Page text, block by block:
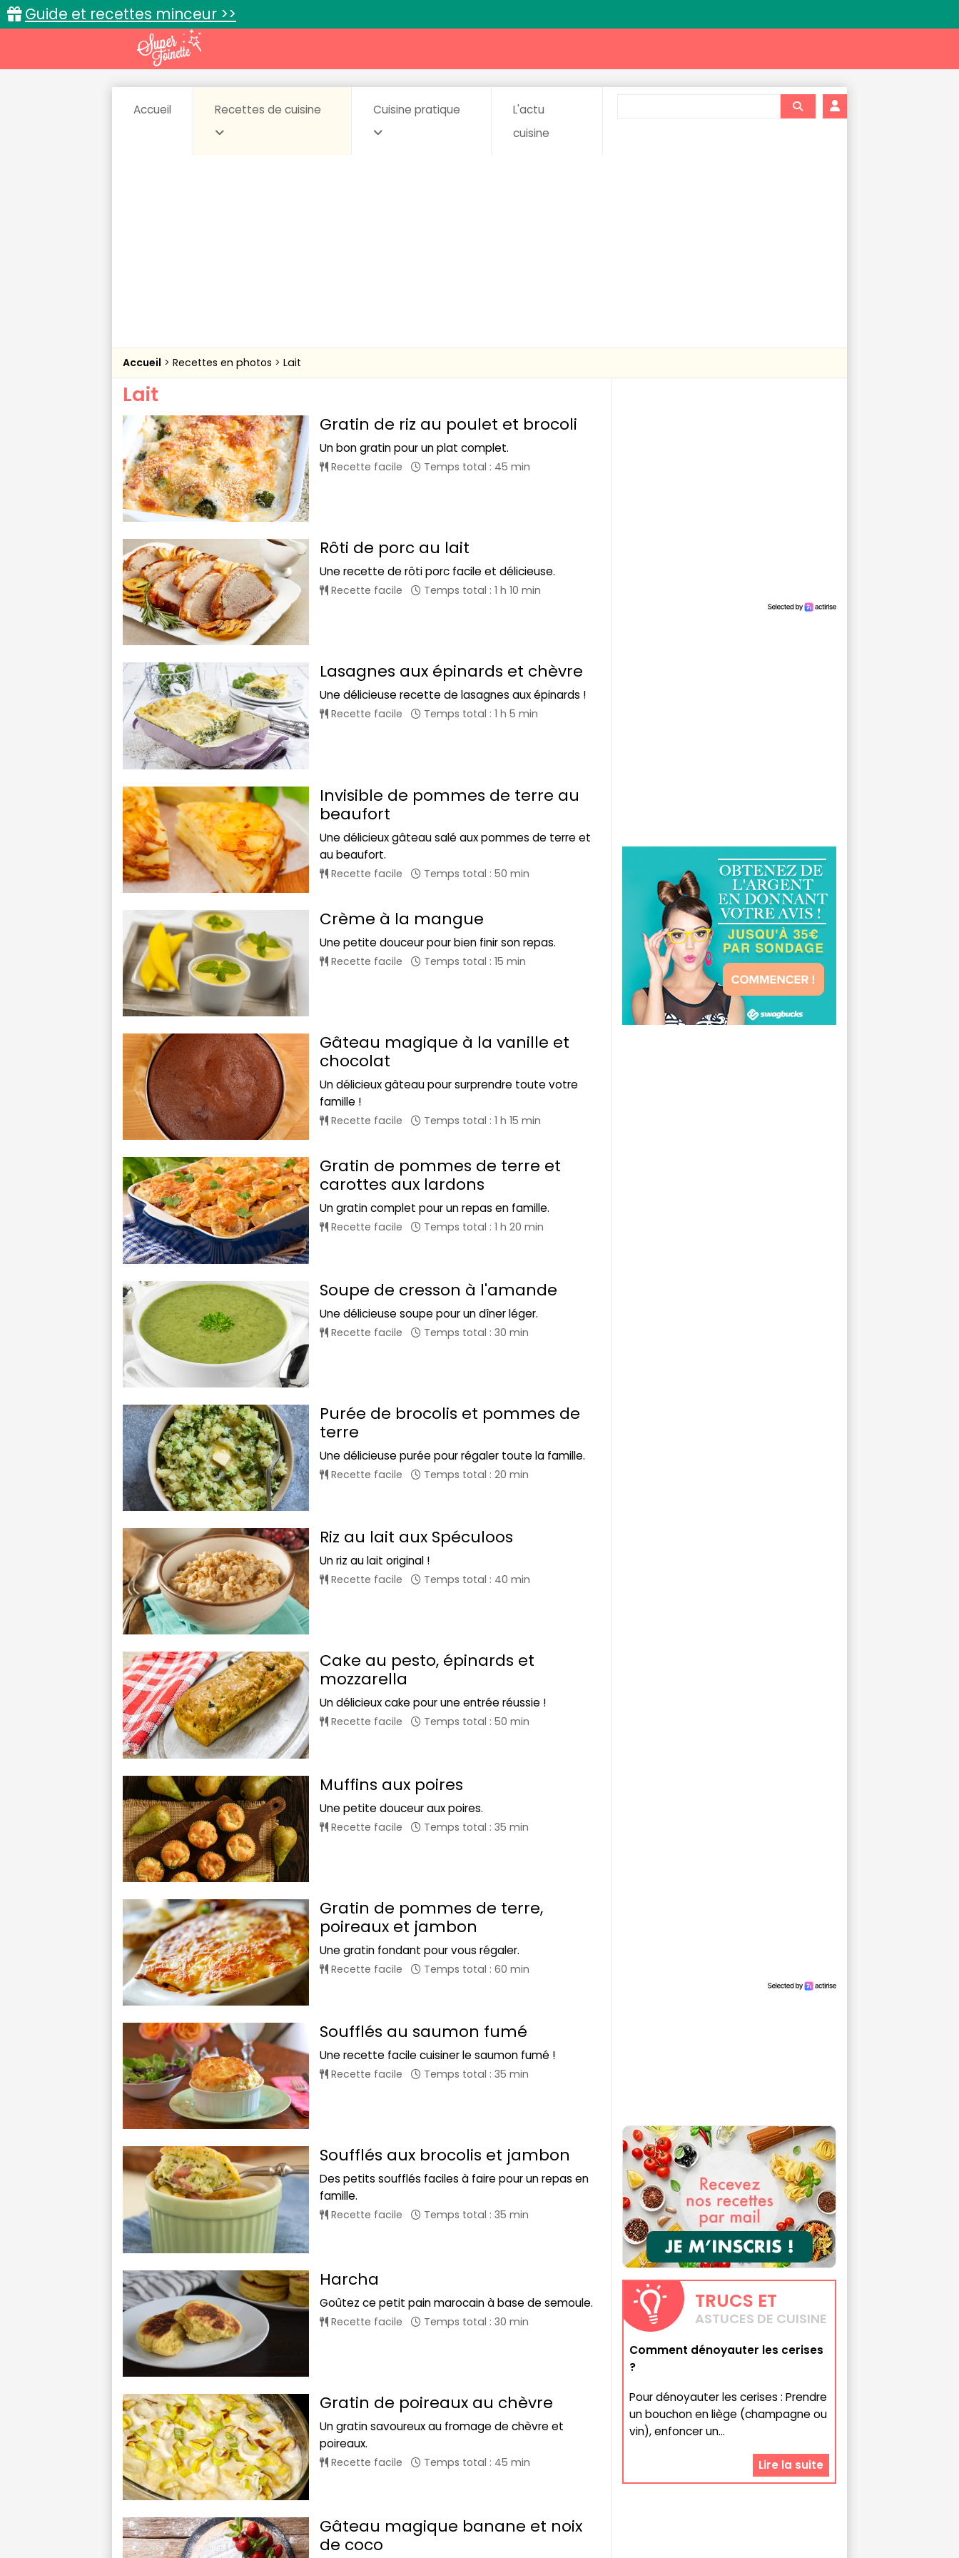
Guide et recettes minceur >>
Accueil Recettes de cuisine Cuisine pratique
L'actu
cuisine
Accueil Recettes en photos Lait
Lait
Gratin de riz au poulet et brocoli
Un bon gratin pour un plat complet.
Recette facile Temps total : 45 min
Rôti de porc au lait
Une recette de rôti porc facile et délicieuse.
Recette facile Temps total : 1 h 10 min
Lasagnes aux épinards et chèvre
Une délicieuse recette de lasagnes aux épinards !
Recette facile Temps total : 1 h 5 min
Invisible de pommes de terre au
beaufort
Une délicieux gâteau salé aux pommes de terre et
au beaufort.
Recette facile Temps total : 50 min
Crème à la mangue
Une petite douceur pour bien finir son repas.
Recette facile Temps total : 15 min
Gâteau magique à la vanille et
chocolat
Un délicieux gâteau pour surprendre toute votre
famille !
Recette facile Temps total : 1 h 15 min
Gratin de pommes de terre et
carottes aux lardons
Un gratin complet pour un repas en famille.
Recette facile Temps total : 1 h 20 min
Soupe de cresson à l'amande
Une délicieuse soupe pour un dîner léger.
Recette facile Temps total : 30 min
Purée de brocolis et pommes de
terre
Une délicieuse purée pour régaler toute la famille.
Recette facile Temps total : 20 min
Riz au lait aux Spéculoos
Un riz au lait original !
Recette facile Temps total : 40 min
Cake au pesto, épinards et
mozzarella
Un délicieux cake pour une entrée réussie !
Recette facile Temps total : 50 min
Muffins aux poires
Une petite douceur aux poires.
Recette facile Temps total : 35 min
Gratin de pommes de terre,
poireaux et jambon
Une gratin fondant pour vous régaler.
Recette facile Temps total : 60 min
Soufflés au saumon fumé
Une recette facile cuisiner le saumon fumé !
Recette facile Temps total : 35 min
Soufflés aux brocolis et jambon
Des petits soufflés faciles à faire pour un repas en
famille.
Recette facile Temps total : 35 min
Harcha
Goûtez ce petit pain marocain à base de semoule.
Recette facile Temps total : 30 min
Gratin de poireaux au chèvre
Un gratin savoureux au fromage de chèvre et
poireaux.
Recette facile Temps total : 45 min
Gâteau magique banane et noix
de coco
TRUCS ET
ASTUCES DE CUISINE
Comment dénoyauter les cerises
?
Pour dénoyauter les cerises : Prendre
un bouchon en liège (champagne ou
vin), enfoncer un...
Lire la suite